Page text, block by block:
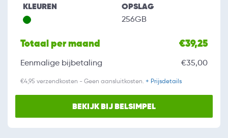
KLEUREN OPSLAG
256GB
Totaal per maand €39,25
Eenmalige bijbetaling €35,00
€4,95 verzendkosten - Geen aansluitkosten. + Prijsdetails
BEKIJK BIJ BELSIMPEL